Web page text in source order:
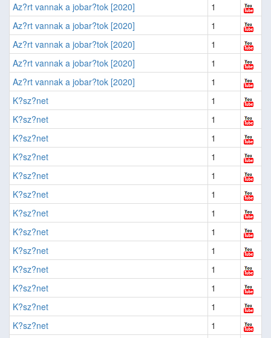
Az?rt vannak a jobar?tok [2020]
1
Az?rt vannak a jobar?tok [2020]
1
Az?rt vannak a jobar?tok [2020]
1
Az?rt vannak a jobar?tok [2020]
1
Az?rt vannak a jobar?tok [2020]
1
K?sz?net
1
K?sz?net
1
K?sz?net
1
K?sz?net
1
K?sz?net
1
K?sz?net
1
K?sz?net
1
K?sz?net
1
K?sz?net
1
K?sz?net
1
K?sz?net
1
K?sz?net
1
K?sz?net
1